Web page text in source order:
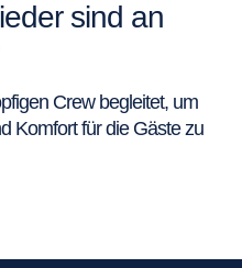
sind an
Crew begleitet, um
Komfort für die Gäste zu